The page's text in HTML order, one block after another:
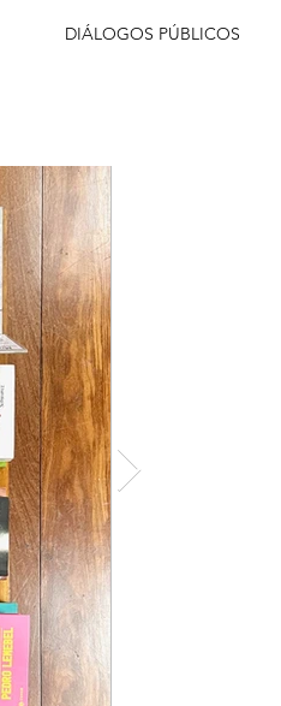
DIÁLOGOS PÚBLICOS